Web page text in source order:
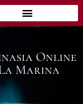
Online
Marina